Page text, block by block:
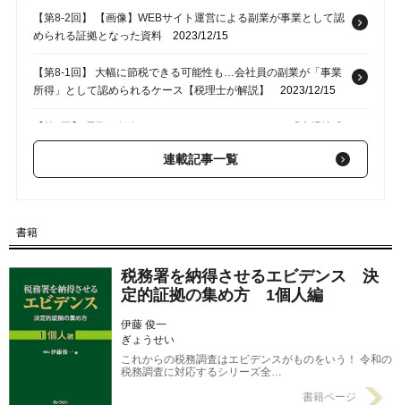
【第8-2回】 【画像】WEBサイト運営による副業が事業として認
められる証拠となった資料 2023/12/15
【第8-1回】 大幅に節税できる可能性も…会社員の副業が「事業
所得」として認められるケース【税理士が解説】
2023/12/15
の不明な取得費」を確認する方法【税理士が解説】2023/12/13
【第6回】 「非上場株式」を同族関係者に譲渡したい...「税務調
を調べるときの落とし穴【税理士が解説】2023/11/06
連載記事一覧
書籍
税務署を納得させるエビデンス 決
定的証拠の集め方 1個人編
伊藤 俊一
ぎょうせい
これからの税務調査はエビデンスがものをいう！ 令和の
税務調査に対応するシリーズ全…
書籍ページ